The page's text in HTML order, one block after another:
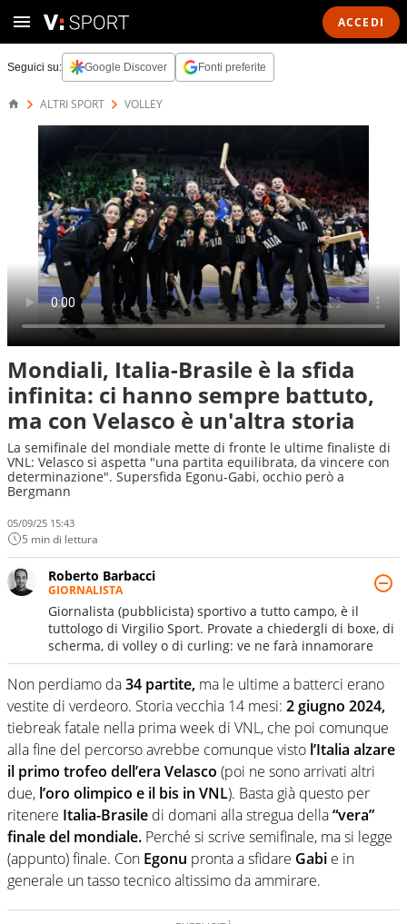
ACCEDI
Seguici su: Google Discover Fonti preferite
ALTRI SPORT VOLLEY
Mondiali, Italia-Brasile è la sfida
infinita: ci hanno sempre battuto,
ma con Velasco è un'altra storia
La semifinale del mondiale mette di fronte le ultime finaliste di
VNL: Velasco si aspetta "una partita equilibrata, da vincere con
determinazione". Supersfida Egonu-Gabi, occhio però a
Bergmann
05/09/25 15:43
5 min di lettura
Roberto Barbacci
GIORNALISTA
Giornalista (pubblicista) sportivo a tutto campo, è il
tuttologo di Virgilio Sport. Provate a chiedergli di boxe, di
scherma, di volley o di curling: ve ne farà innamorare
Non perdiamo da34 partite, ma le ultime a batterci erano
vestite di verdeoro. Storia vecchia 14 mesi: 2 giugno 2024,
tiebreak fatale nella prima week di VNL, che poi comunque
alla fine del percorso avrebbe comunque visto l’Italia alzare
il primo trofeo dell’era Velasco (poi ne sono arrivati altri
due, l’oro olimpico e il bis in VNL). Basta già questo per
ritenere Italia-Brasile di domani alla stregua della“vera”
finale del mondiale. Perché si scrive semifinale, ma si legge
(appunto) finale. Con Egonu pronta a sfidare Gabi e in
generale un tasso tecnico altissimo da ammirare.